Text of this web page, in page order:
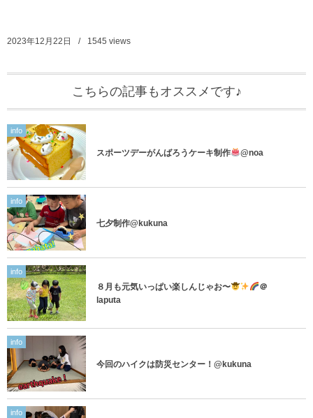
2023年12月22日 1545 views
こちらの記事もオススメです♪
info
スポーツデーがんばろうケーキ制作 @noa
info
七夕制作@kukuna
info
８月も元気いっぱい楽しんじゃお〜
＠
laputa
info
今回のハイクは防災センター！@kukuna
info